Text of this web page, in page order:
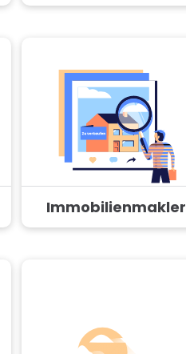
Immobilienmakler